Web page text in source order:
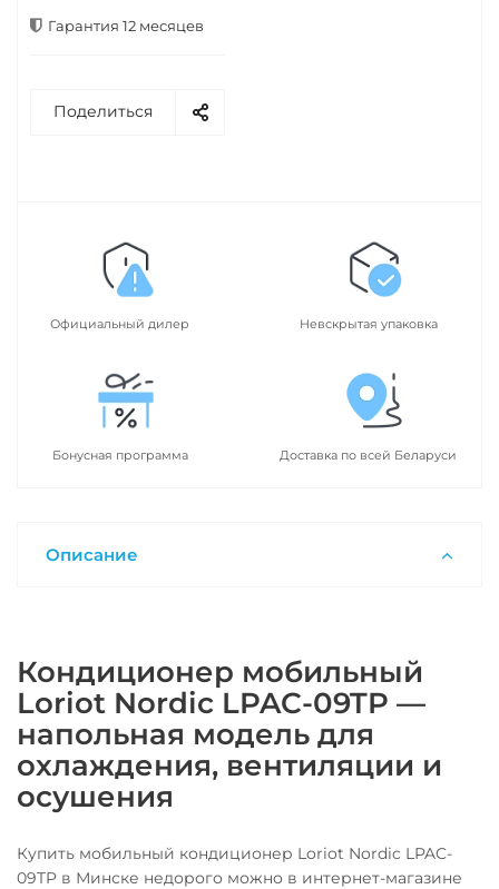
Гарантия 12 месяцев
Поделиться
Официальный дилер Невскрытая упаковка
Бонусная программа Доставка по всей Беларуси
Описание
Кондиционер мобильный
Loriot Nordic LPAC-09TP —
напольная модель для
охлаждения, вентиляции и
осушения
Купить мобильный кондиционер Loriot Nordic LPAC-
09TP в Минске недорого можно в интернет-магазине